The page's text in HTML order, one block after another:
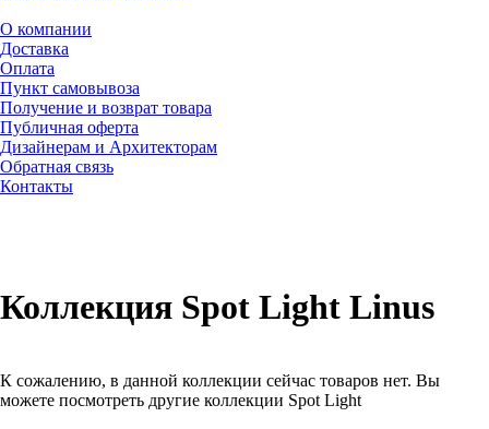
О компании
Доставка
Оплата
Пункт самовывоза
Получение и возврат товара
Публичная оферта
Дизайнерам и Архитекторам
Обратная связь
Контакты
Коллекция Spot Light Linus
К сожалению, в данной коллекции сейчас товаров нет. Вы
можете посмотреть другие коллекции Spot Light